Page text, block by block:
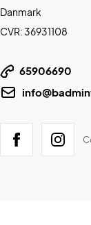
Danmark
CVR: 36931108
65906690